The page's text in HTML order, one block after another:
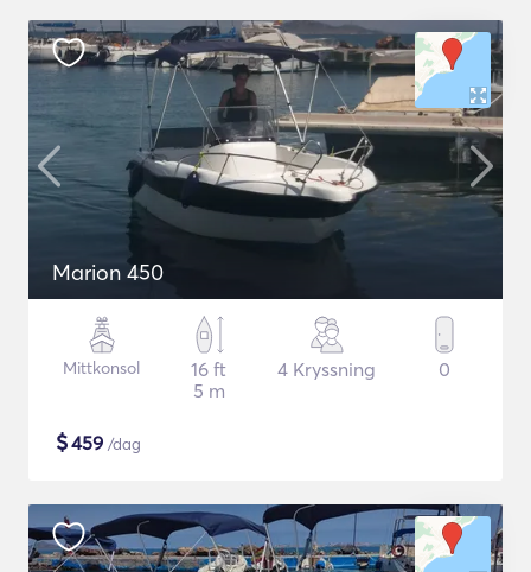
Marion 450
Mittkonsol
16 ft
5 m
4 Kryssning 0
$459 /dag